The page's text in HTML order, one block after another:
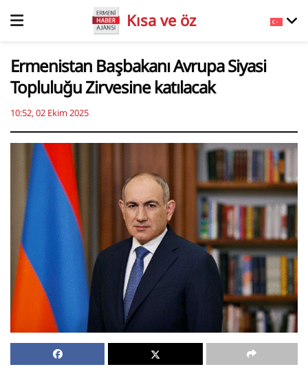
Kısa ve öz
Ermenistan Başbakanı Avrupa Siyasi
Topluluğu Zirvesine katılacak
10:52, 02 Ekim 2025